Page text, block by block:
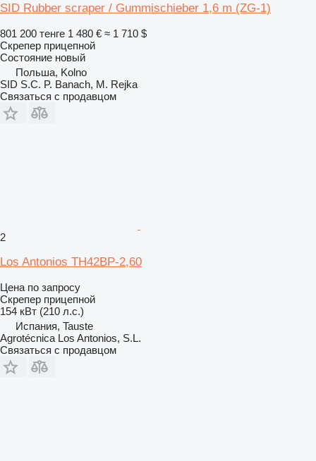
SID Rubber scraper / Gummischieber 1,6 m (ZG-1)
801 200 тенге 1 480 € ≈ 1 710 $
Скрепер прицепной
Состояние новый
Польша, Kolno
SID S.C. P. Banach, M. Rejka
Связаться с продавцом
2
Los Antonios TH42BP-2,60
Цена по запросу
Скрепер прицепной
154 кВт (210 л.с.)
Испания, Tauste
Agrotécnica Los Antonios, S.L.
Связаться с продавцом